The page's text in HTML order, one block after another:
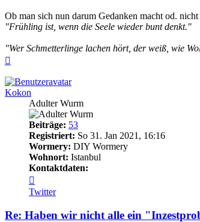
Ob man sich nun darum Gedanken macht od.
"Frühling ist, wenn die Seele wieder bunt denkt."
"Wer Schmetterlinge lachen hört, der weiß, wie
Kokon
Adulter Wurm
Beiträge: 53
Registriert: So 31. Jan 2021, 16:16
Wormery: DIY Wormery
Wohnort: Istanbul
Kontaktdaten:
von
Kokon
Twitter
Re: Haben wir nicht alle ein